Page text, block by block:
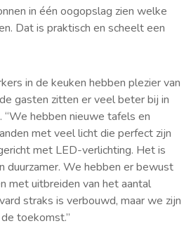
in één oogopslag zien welke
Dat is praktisch en scheelt een
in de keuken hebben plezier van
gasten zitten er veel beter bij in
“We hebben nieuwe tafels en
met veel licht die perfect zijn
met LED-verlichting. Het is
duurzamer. We hebben er bewust
met uitbreiden van het aantal
straks is verbouwd, maar we zijn
toekomst.”